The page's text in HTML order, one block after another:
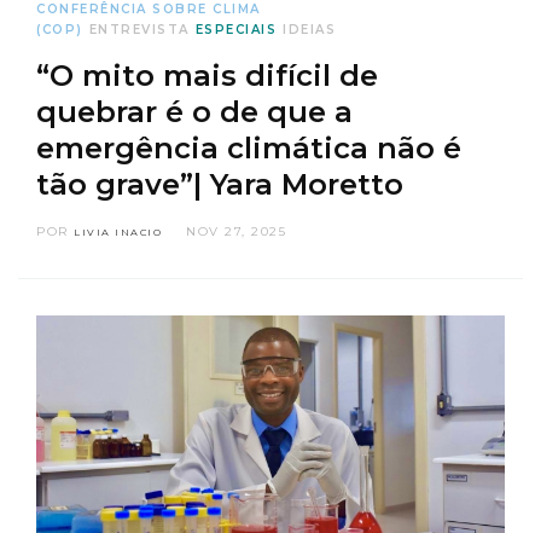
CONFERÊNCIA SOBRE CLIMA
(COP)
ENTREVISTA ESPECIAIS IDEIAS
“O mito mais difícil de
quebrar é o de que a
emergência climática não é
tão grave”| Yara Moretto
POR LIVIA INACIO NOV 27, 2025